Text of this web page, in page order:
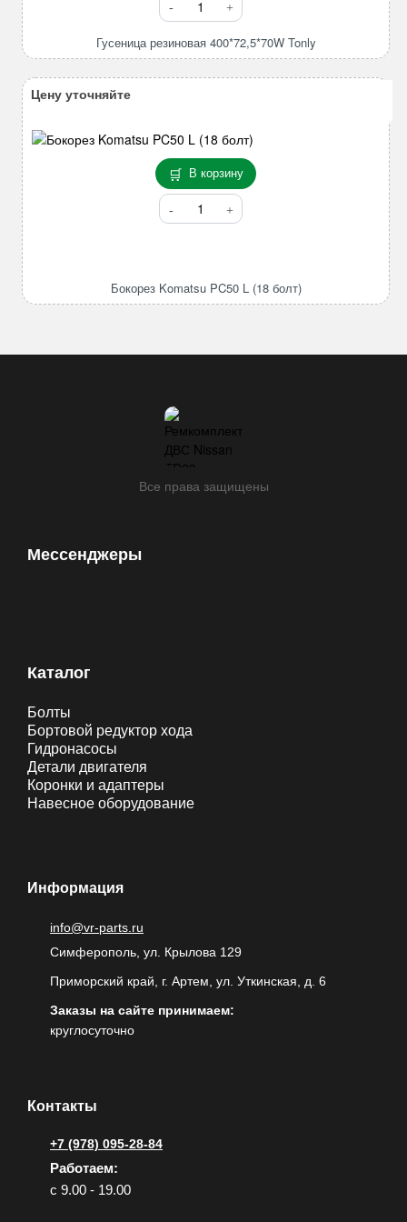
товара
Гусеница
резиновая
400*72,5*70W
Гусеница резиновая 400*72,5*70W Tonly
В корзину
Количество
товара
L
Бокорез Komatsu PC50 L (18 болт)
Цену уточняйте
Все права защищены
Мессенджеры
Каталог
Болты
Бортовой редуктор хода
Гидронасосы
Детали двигателя
Коронки и адаптеры
Навесное оборудование
Информация
info@vr-parts.ru
Симферополь, ул. Крылова 129
Приморский край, г. Артем, ул. Уткинская, д. 6
Заказы на сайте принимаем:
круглосуточно
Контакты
+7 (978) 095-28-84
Работаем:
с 9.00 - 19.00